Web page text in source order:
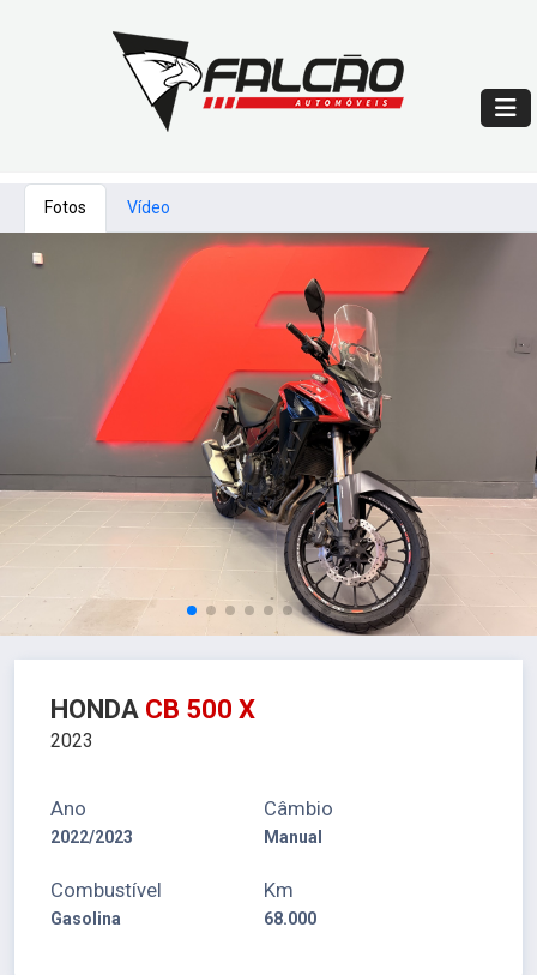
Fotos Vídeo
HONDA CB 500 X
2023
Ano
2022/2023
Câmbio
Manual
Combustível
Gasolina
Km
68.000